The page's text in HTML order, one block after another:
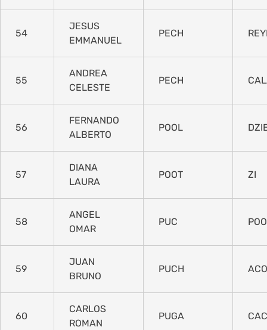
54
JESUS
EMMANUEL
PECH
55
ANDREA
CELESTE
PECH
56
FERNANDO
ALBERTO
POOL
57
DIANA
LAURA
POOT ZI
58
ANGEL
OMAR
PUC
59
JUAN
BRUNO
PUCH
60
CARLOS
ROMAN
PUGA